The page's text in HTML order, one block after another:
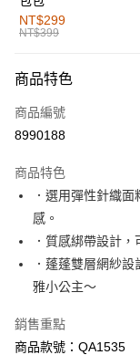
全家取貨付款
每筆NT$60，滿
付款後全家取貨
萊爾富取貨付款
付款後萊爾富取貨
每筆NT$60，滿
7-11取貨付款
每筆NT$60，滿
每筆NT$60，滿
NT$299
NT$399
商品特色
商品編號
8990188
商品特色
．選用彈性針織
感。
．質感綁帶設計
．蓬蓬雙層網紗
雅小公主～
銷售重點
商品款號：QA1535